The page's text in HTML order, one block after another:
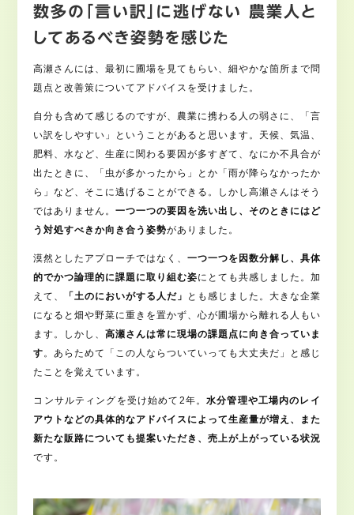
数多の「言い訳」に逃げない 農業人と
してあるべき姿勢を感じた
高瀬さんには、最初に圃場を見てもらい、細やかな箇所まで問
題点と改善策についてアドバイスを受けました。
自分も含めて感じるのですが、農業に携わる人の弱さに、「言
い訳をしやすい」ということがあると思います。天候、気温、
肥料、水など、生産に関わる要因が多すぎて、なにか不具合が
出たときに、「虫が多かったから」とか「雨が降らなかったか
ら」など、そこに逃げることができる。しかし高瀬さんはそう
ではありません。一つ一つの要因を洗い出し、そのときにはど
う対処すべきか向き合う姿勢がありました。
漠然としたアプローチではなく、 一つ一つを因数分解し、具体
的でかつ論理的に課題に取り組む姿にとても共感しました。加
えて、
「土のにおいがする人だ」
とも感じました。大きな企業
になると畑や野菜に重きを置かず、心が圃場から離れる人もい
ます。しかし、高瀬さんは常に現場の課題点に向き合っていま
す。あらためて「この人ならついていっても大丈夫だ」と感じ
たことを覚えています。
コンサルティングを受け始めて2年。水分管理や工場内のレイ
アウトなどの具体的なアドバイスによって生産量が増え、また
新たな販路についても提案いただき、売上が上がっている状況
です。